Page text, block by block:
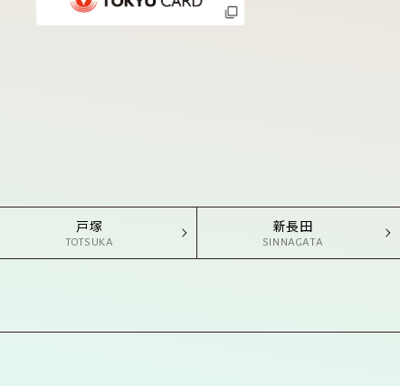
戸塚
TOTSUKA
新長田
SINNAGATA